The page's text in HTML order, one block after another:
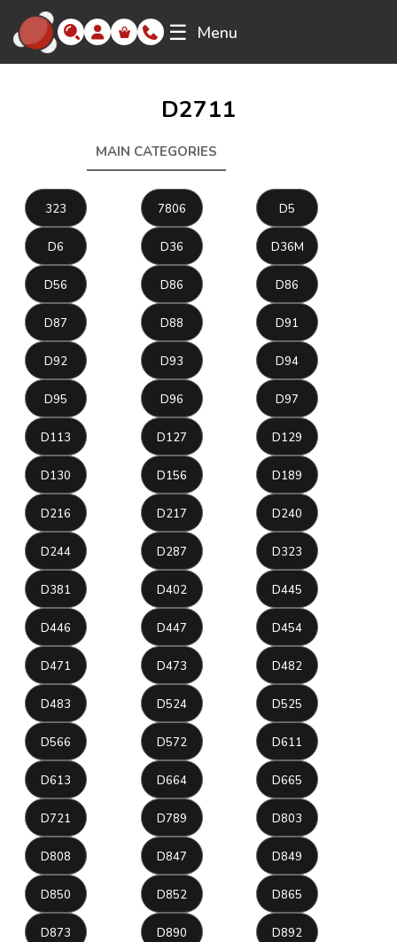
☰ Menu
D2711
MAIN CATEGORIES
323 7806 D5
D6 D36 D36M
D56 D86 D86
D87 D88 D91
D92 D93 D94
D95 D96 D97
D113 D127 D129
D130 D156 D189
D216 D217 D240
D244 D287 D323
D381 D402 D445
D446 D447 D454
D471 D473 D482
D483 D524 D525
D566 D572 D611
D613 D664 D665
D721 D789 D803
D808 D847 D849
D850 D852 D865
D873 D890 D892